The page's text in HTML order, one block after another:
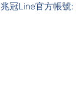
兆冠Line官方帳號: